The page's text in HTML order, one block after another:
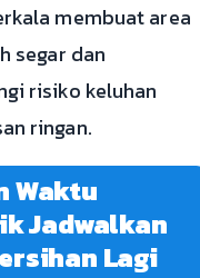
membuat area
segar dan
risiko keluhan
ringan.
Waktu
Jadwalkan
Lagi